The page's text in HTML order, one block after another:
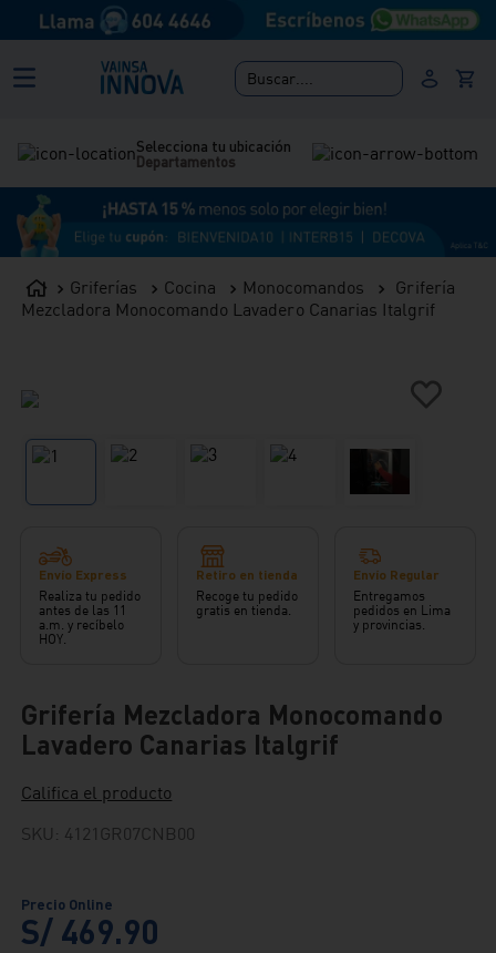
Buscar....
Selecciona tu ubicación
Departamentos
Griferías Cocina Monocomandos
Grifería
Mezcladora Monocomando Lavadero Canarias Italgrif
Envío Express
Realiza tu pedido
antes de las 11
a.m. y recíbelo
HOY.
Retiro en tienda
Recoge tu pedido
gratis en tienda.
Envío Regular
Entregamos
pedidos en Lima
y provincias.
Grifería Mezcladora Monocomando
Lavadero Canarias Italgrif
Califica el producto
SKU : 4121GR07CNB00
S/ 469.90